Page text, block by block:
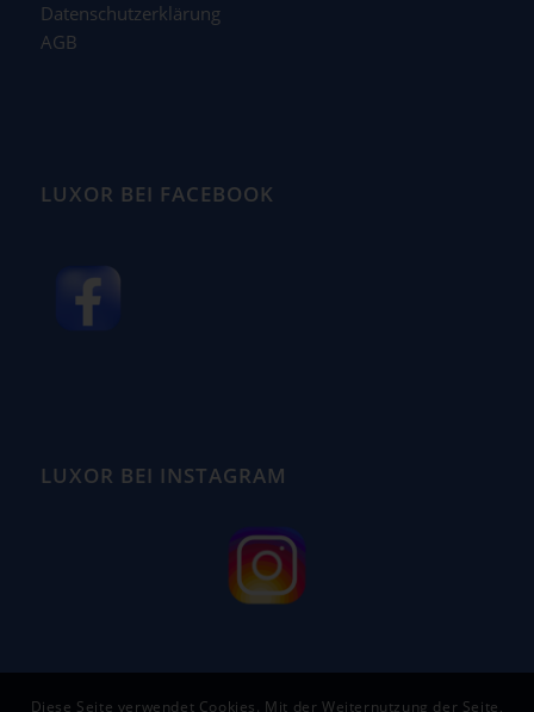
Datenschutzerklärung
AGB
LUXOR BEI FACEBOOK
LUXOR BEI INSTAGRAM
Diese Seite verwendet Cookies. Mit der Weiternutzung der Seite,